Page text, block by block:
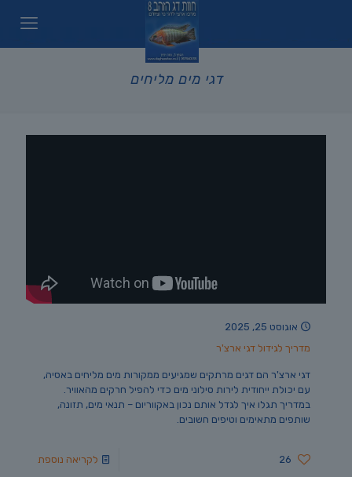
דגי מים מליחים
אוגוסט 25, 2025
מדריך לגידול דגי ארצ'ר
דגי ארצ'ר הם דגים מרתקים שמגיעים ממקורות מים מליחים באסיה,
עם יכולת ייחודית לירות סילוני מים כדי להפיל חרקים מהאוויר.
במדריך תגלו איך לגדל אותם נכון באקווריום – תנאי מים, תזונה,
שותפים מתאימים וטיפים חשובים.
26 לקריאה נוספת